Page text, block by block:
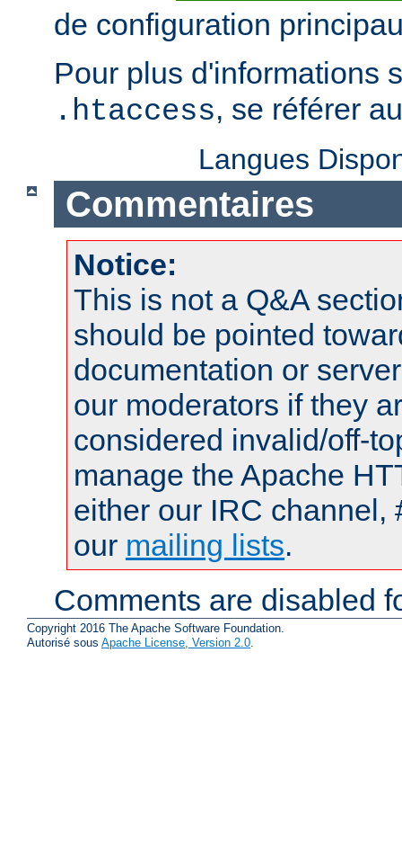
de configuration
Pour plus d'informations
.htaccess, se référer
Langues
Commentaires
Notice:
This is not a Q&A
should be pointed
documentation or
our moderators if they
considered invalid/off-
manage the Apache
either our IRC channel,
our mailing lists.
Comments are disabled
Copyright 2016 The Apache Software Foundation.
Autorisé sous Apache License, Version 2.0.